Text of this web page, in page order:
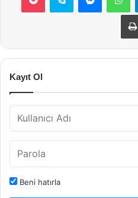
Kayıt Ol
Beni hatırla